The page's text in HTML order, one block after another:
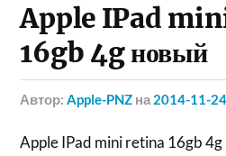
Apple IPad
16gb 4g новый
Автор:Apple-PNZ на 2014-11-24
Apple IPad mini retina 16gb